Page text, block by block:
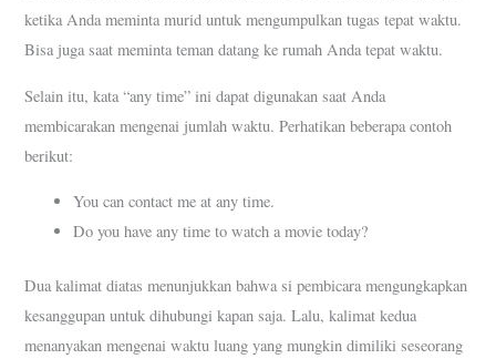
ketika Anda meminta murid untuk mengumpulkan tugas tepat waktu.
Bisa juga saat meminta teman datang ke rumah Anda tepat waktu.
Selain itu, kata “any time” ini dapat digunakan saat Anda
membicarakan mengenai jumlah waktu. Perhatikan beberapa contoh
berikut:
You can contact me at any time.
Do you have any time to watch a movie today?
Dua kalimat diatas menunjukkan bahwa si pembicara mengungkapkan
kesanggupan untuk dihubungi kapan saja. Lalu, kalimat kedua
menanyakan mengenai waktu luang yang mungkin dimiliki seseorang